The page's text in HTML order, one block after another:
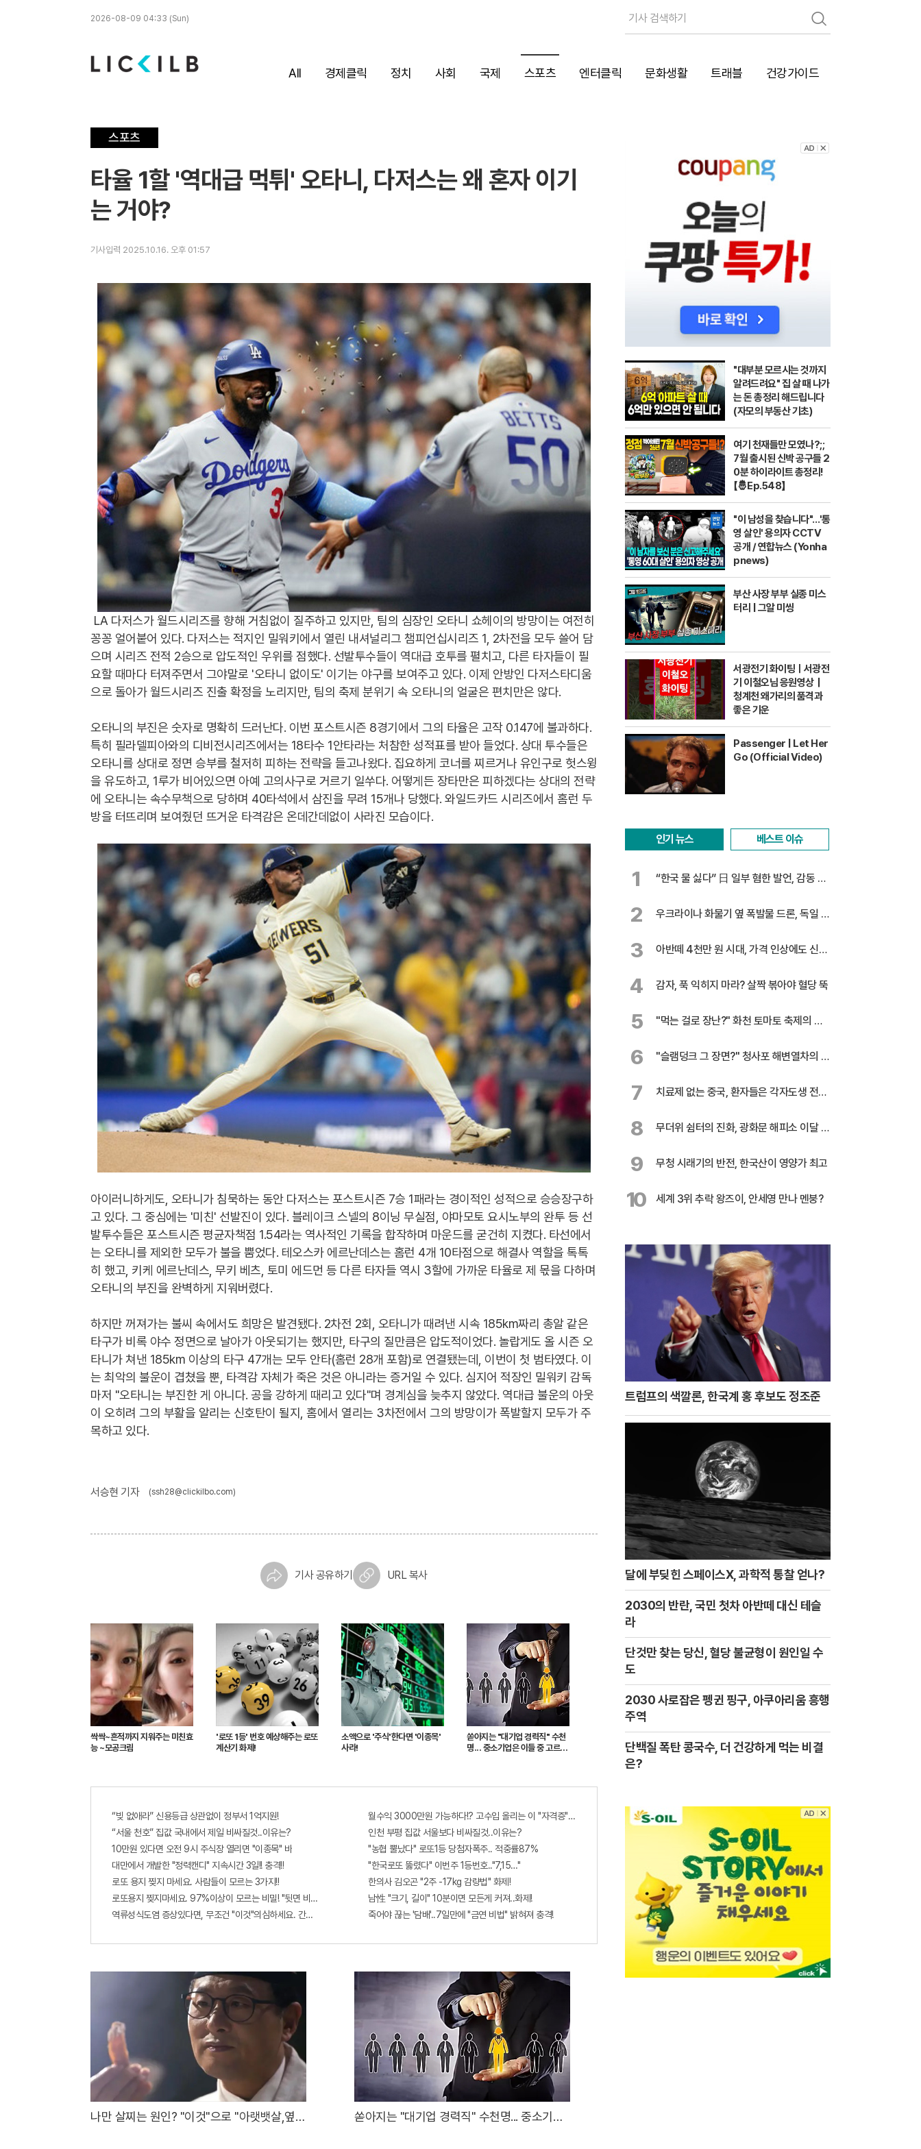
검
색
2026-08-09 04:33 (Sun)
All 경제클릭 정치 사회 국제 스포츠 엔터클릭 문화생활 트래블 건강가이드
스포츠
타율 1할 '역대급 먹튀' 오타니, 다저스는 왜 혼자 이기
는 거야?
기사입력 2025.10.16. 오후 01:57
LA 다저스가 월드시리즈를 향해 거침없이 질주하고 있지만, 팀의 심장인 오타니 쇼헤이의 방망이는 여전히
꽁꽁 얼어붙어 있다. 다저스는 적지인 밀워키에서 열린 내셔널리그 챔피언십시리즈 1, 2차전을 모두 쓸어 담
으며 시리즈 전적 2승으로 압도적인 우위를 점했다. 선발투수들이 역대급 호투를 펼치고, 다른 타자들이 필
요할 때마다 터져주면서 그야말로 '오타니 없이도' 이기는 야구를 보여주고 있다. 이제 안방인 다저스타디움
으로 돌아가 월드시리즈 진출 확정을 노리지만, 팀의 축제 분위기 속 오타니의 얼굴은 편치만은 않다.
오타니의 부진은 숫자로 명확히 드러난다. 이번 포스트시즌 8경기에서 그의 타율은 고작 0.147에 불과하다.
특히 필라델피아와의 디비전시리즈에서는 18타수 1안타라는 처참한 성적표를 받아 들었다. 상대 투수들은
오타니를 상대로 정면 승부를 철저히 피하는 전략을 들고나왔다. 집요하게 코너를 찌르거나 유인구로 헛스윙
을 유도하고, 1루가 비어있으면 아예 고의사구로 거르기 일쑤다. 어떻게든 장타만은 피하겠다는 상대의 전략
에 오타니는 속수무책으로 당하며 40타석에서 삼진을 무려 15개나 당했다. 와일드카드 시리즈에서 홈런 두
방을 터뜨리며 보여줬던 뜨거운 타격감은 온데간데없이 사라진 모습이다.
아이러니하게도, 오타니가 침묵하는 동안 다저스는 포스트시즌 7승 1패라는 경이적인 성적으로 승승장구하
고 있다. 그 중심에는 '미친' 선발진이 있다. 블레이크 스넬의 8이닝 무실점, 야마모토 요시노부의 완투 등 선
발투수들은 포스트시즌 평균자책점 1.54라는 역사적인 기록을 합작하며 마운드를 굳건히 지켰다. 타선에서
는 오타니를 제외한 모두가 불을 뿜었다. 테오스카 에르난데스는 홈런 4개 10타점으로 해결사 역할을 톡톡
히 했고, 키케 에르난데스, 무키 베츠, 토미 에드먼 등 다른 타자들 역시 3할에 가까운 타율로 제 몫을 다하며
오타니의 부진을 완벽하게 지워버렸다.
하지만 꺼져가는 불씨 속에서도 희망은 발견됐다. 2차전 2회, 오타니가 때려낸 시속 185km짜리 총알 같은
타구가 비록 야수 정면으로 날아가 아웃되기는 했지만, 타구의 질만큼은 압도적이었다. 놀랍게도 올 시즌 오
타니가 쳐낸 185km 이상의 타구 47개는 모두 안타(홈런 28개 포함)로 연결됐는데, 이번이 첫 범타였다. 이
는 최악의 불운이 겹쳤을 뿐, 타격감 자체가 죽은 것은 아니라는 증거일 수 있다. 심지어 적장인 밀워키 감독
마저 "오타니는 부진한 게 아니다. 공을 강하게 때리고 있다"며 경계심을 늦추지 않았다. 역대급 불운의 아웃
이 오히려 그의 부활을 알리는 신호탄이 될지, 홈에서 열리는 3차전에서 그의 방망이가 폭발할지 모두가 주
목하고 있다.
서승현 기자 (ssh28@clickilbo.com)
기사 공유하기 URL 복사
싹싹~흔적까지 지워주는 미친효
능 ~모공크림
'로또 1등' 번호 예상해주는 로또
계산기 화제!
소액으로 '주식'한다면 '이종목'
사라!
쏟아지는 "대기업 경력직" 수천
명... 중소기업은 이들 중 고르면
“빚 없애라” 신용등급 상관없이 정부서 1억지원!
“서울 천호” 집값 국내에서 제일 비싸질것..이유는?
10만원 있다면 오전 9시 주식장 열리면 "이종목" 바
대만에서 개발한 "정력캔디" 지속시간 3일!! 충격!!
로또 용지 찢지 마세요. 사람들이 모르는 3가지!!
로또용지 찢지마세요. 97%이상이 모르는 비밀! "뒷면 비추면 번호 보인다!?"
역류성식도염 증상있다면, 무조건 "이것"의심하세요. 간단치료법 나왔다!
월수익 3000만원 가능하다!? 고수입 올리는 이 "자격증"에 몰리는 이유 알고보니…
인천 부평 집값 서울보다 비싸질것..이유는?
"농협 뿔났다" 로또1등 당첨자폭주.. 적중률87%
"한국로또 뚫렸다" 이번주 1등번호.."7,15…"
한의사 김오곤 "2주 -17kg 감량법" 화제!
남性 "크기, 길이" 10분이면 모든게 커져..화제!
죽어야 끊는 '담배'..7일만에 "금연 비법" 밝혀져 충격!
나만 살찌는 원인? "이것"으로 "아랫뱃살,옆구
쏟아지는 "대기업 경력직" 수천명... 중소기업
"대부분 모르시는 것까지
알려드려요" 집 살 때 나가
는 돈 총정리 해드립니다
(자모의 부동산 기초)
여기 천재들만 모였나?;;
7월 출시된 신박 공구들 2
0분 하이라이트 총정리!
【🤴Ep.548】
"이 남성을 찾습니다"…'통
영 살인' 용의자 CCTV
공개 / 연합뉴스 (Yonha
pnews)
부산 사장 부부 실종 미스
터리 | 그알 미씽
서광전기 화이팅ㅣ서광전
기 이철오님 응원영상｜
청계천 왜가리의 품격과
좋은 기운
Passenger | Let Her
Go (Official Video)
인기 뉴스 베스트 이슈
1 “한국 물 싫다” 日 일부 혐한 발언, 감동 찬
2 우크라이나 화물기 옆 폭발물 드론, 독일 대
테러 수사
3 아반떼 4천만 원 시대, 가격 인상에도 신기
록 행진
4 감자, 푹 익히지 마라? 살짝 볶아야 혈당 뚝
5 "먹는 걸로 장난?" 화천 토마토 축제의 반
전
6 "슬램덩크 그 장면?" 청사포 해변열차의 유
혹
7 치료제 없는 중국, 환자들은 각자도생 전쟁
8 무더위 쉼터의 진화, 광화문 해피소 이달 말
까지 연장
9 무청 시래기의 반전, 한국산이 영양가 최고
10 세계 3위 추락 왕즈이, 안세영 만나 멘붕?
트럼프의 색깔론, 한국계 홍 후보도 정조준
달에 부딪힌 스페이스X, 과학적 통찰 얻나?
2030의 반란, 국민 첫차 아반떼 대신 테슬
라
단것만 찾는 당신, 혈당 불균형이 원인일 수
도
2030 사로잡은 펭귄 핑구, 아쿠아리움 흥행
주역
단백질 폭탄 콩국수, 더 건강하게 먹는 비결
은?